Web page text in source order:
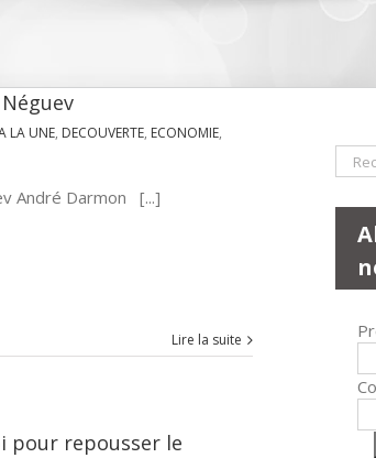
LA UNE, DECOUVERTE, ECONOMIE,
André Darmon [...]
Lire la suite
pour repousser le